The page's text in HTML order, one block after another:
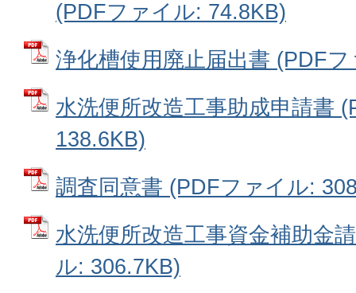
(PDFファイル: 74.8KB)
浄化槽使用廃止届出書 (PDF
水洗便所改造工事助成申請書
138.6KB)
調査同意書 (PDFファイル:
水洗便所改造工事資金補助金
ル: 306.7KB)